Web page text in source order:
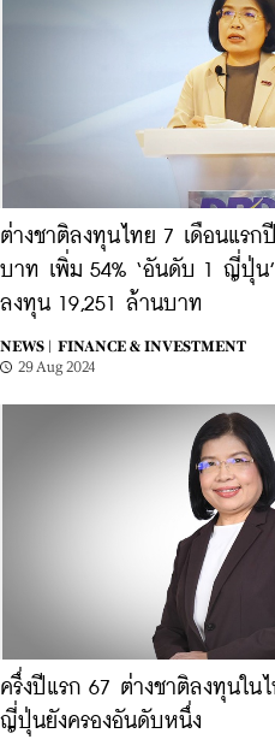
ต่างชาติลงทุนไทย 7 เดือนแรก
บาท เพิ่ม 54% ‘อันดับ 1 ญี่ปุ่น
ลงทุน 19,251 ล้านบาท
NEWS |
FINANCE & INVESTMENT
29 Aug 2024
ครึ่งปีแรก 67 ต่างชาติลงทุนใน
ญี่ปุ่นยังครองอันดับหนึ่ง